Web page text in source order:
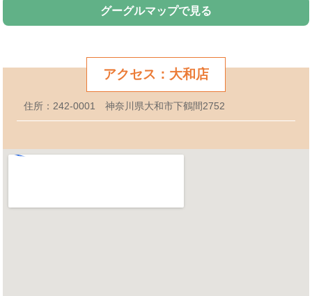
グーグルマップで見る
アクセス：大和店
住所：242-0001 神奈川県大和市下鶴間2752